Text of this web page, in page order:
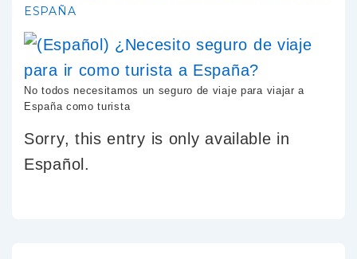
ESPAÑA
No todos necesitamos un seguro de viaje para viajar a
España como turista
Sorry, this entry is only available in
Español.